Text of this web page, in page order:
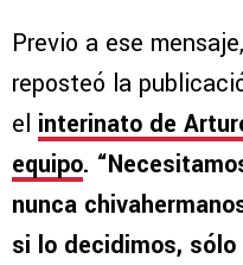
Previo a ese
reposteó la
el interinato de
equipo.
nunca
si lo decidimos,